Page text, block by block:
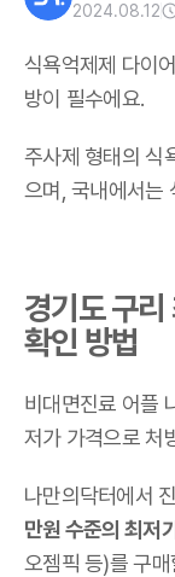
2024.08.12
식욕억제제 다이
방이 필수에요.
주사제 형태의 식
으며,국내에서는
경기도 구
확인 방법
비대면진료 어플
저가 가격으로 처
나만의닥터에서
만원 수준의 최저
오젬픽 등)를 구